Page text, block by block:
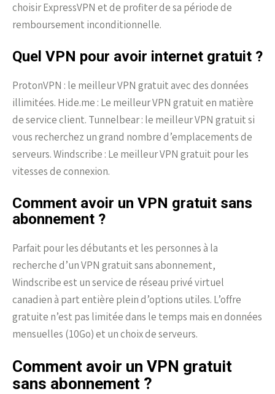
choisir ExpressVPN et de profiter de sa période de
remboursement inconditionnelle.
Quel VPN pour avoir internet gratuit ?
ProtonVPN : le meilleur VPN gratuit avec des données
illimitées. Hide.me : Le meilleur VPN gratuit en matière
de service client. Tunnelbear : le meilleur VPN gratuit si
vous recherchez un grand nombre d’emplacements de
serveurs. Windscribe : Le meilleur VPN gratuit pour les
vitesses de connexion.
Comment avoir un VPN gratuit sans
abonnement ?
Parfait pour les débutants et les personnes à la
recherche d’un VPN gratuit sans abonnement,
Windscribe est un service de réseau privé virtuel
canadien à part entière plein d’options utiles. L’offre
gratuite n’est pas limitée dans le temps mais en données
mensuelles (10Go) et un choix de serveurs.
Comment avoir un VPN gratuit
sans abonnement ?